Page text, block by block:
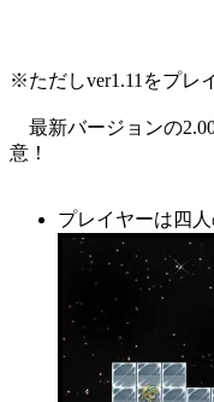
※ただしver1.11をプレ
最新バージョンの
意！
プレイヤーは四